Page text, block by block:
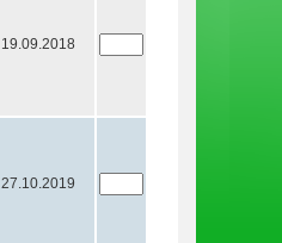
19.09.2018
27.10.2019